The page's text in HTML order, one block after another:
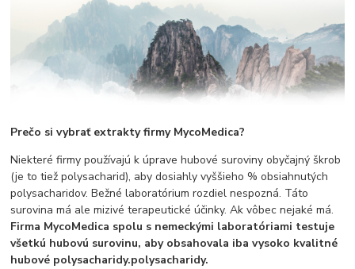
Prečo si vybrať extrakty firmy MycoMedica?
Niekteré firmy používajú k úprave hubové suroviny obyčajný škrob
(je to tiež polysacharid), aby dosiahly vyššieho % obsiahnutých
polysacharidov. Bežné laboratórium rozdiel nespozná. Táto
surovina má ale mizivé terapeutické účinky. Ak vôbec nejaké má.
Firma MycoMedica spolu s nemeckými laboratóriami testuje
všetkú hubovú surovinu, aby obsahovala iba vysoko kvalitné
hubové polysacharidy.polysacharidy.